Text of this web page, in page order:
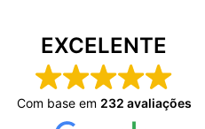
EXCELENTE
Com base em 232 avaliações